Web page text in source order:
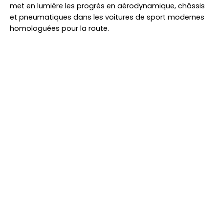
met en lumière les progrès en aérodynamique, châssis
et pneumatiques dans les voitures de sport modernes
homologuées pour la route.